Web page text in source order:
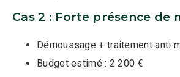
Cas 2 : Forte présence de
Démoussage + traitement anti
Budget estimé : 2 200 €